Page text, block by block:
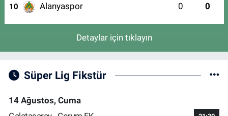
10 Alanyaspor 0 0
Detaylar için tıklayın
Süper Lig Fikstür
14 Ağustos, Cuma